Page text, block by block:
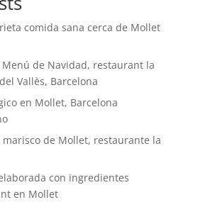
comida sana cerca de Mollet
de Navidad, restaurant la
Vallès, Barcelona
en Mollet, Barcelona
de Mollet, restaurante la
con ingredientes
en Mollet